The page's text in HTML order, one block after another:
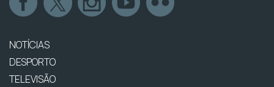
NOTÍCIAS
DESPORTO
TELEVISÃO